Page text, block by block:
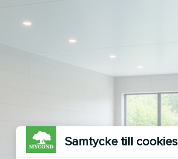
Samtycke till cookies